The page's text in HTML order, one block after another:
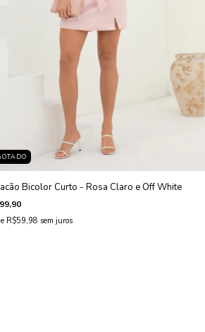
Bicolor Curto - Rosa Claro e Off White
R$59,98 sem juros